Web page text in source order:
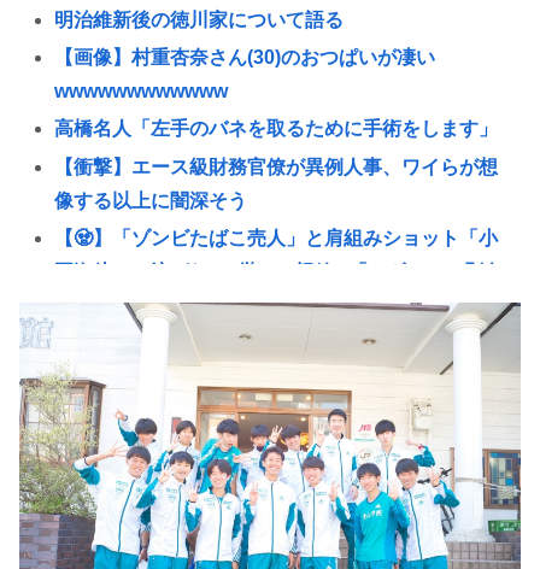
明治維新後の徳川家について語る
【画像】村重杏奈さん(30)のおつぱいが凄い
wwwwwwwwwwww
高橋名人「左手のバネを取るために手術をします」
【衝撃】エース級財務官僚が異例人事、ワイらが想
像する以上に闇深そう
【🧟】「ゾンビたばこ売人」と肩組みショット「小
も選択肢のひとつに」
愛煙家・岸谷蘭丸「喫煙者の権利がマジで侵害され
てる」 「いくら税金を我々が払ってるんだと」
【三重】小学校講師を逮捕 女児のわいせつ画像デー
タ10点を所持 「全米行方不明・被児童搾取センタ
ー」から情報提供があり捜査
財務省のエース、左遷
【画像】海外女コスプレイヤーさん、スタイルの良